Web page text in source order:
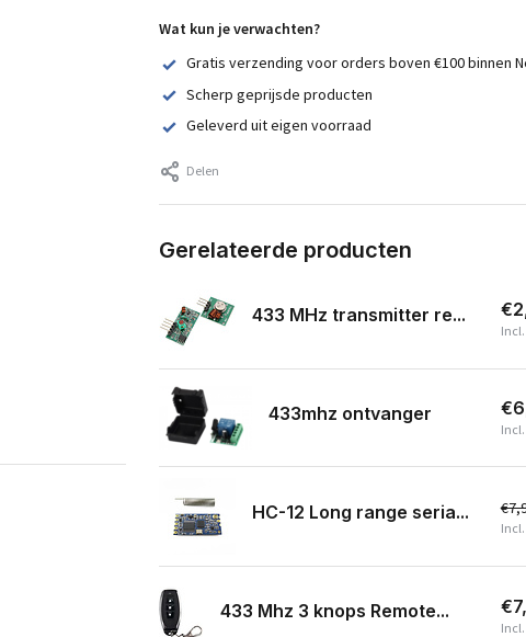
Wat kun je verwachten?
Gratis verzending voor orders boven €100 binnen
Scherp geprijsde producten
Geleverd uit eigen voorraad
Delen
Gerelateerde producten
433 MHz transmitter re...
433mhz ontvanger
HC-12 Long range seria...
433 Mhz 3 knops Remote...